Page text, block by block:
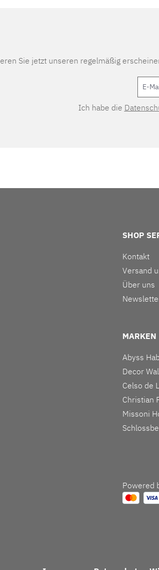
Sie jetzt unseren regelmäßig
Ich habe die
SHOP
Kontakt
Versand
Über uns
MARKEN
Abyss
Decor
Celso de
Christian
Missoni
Powered